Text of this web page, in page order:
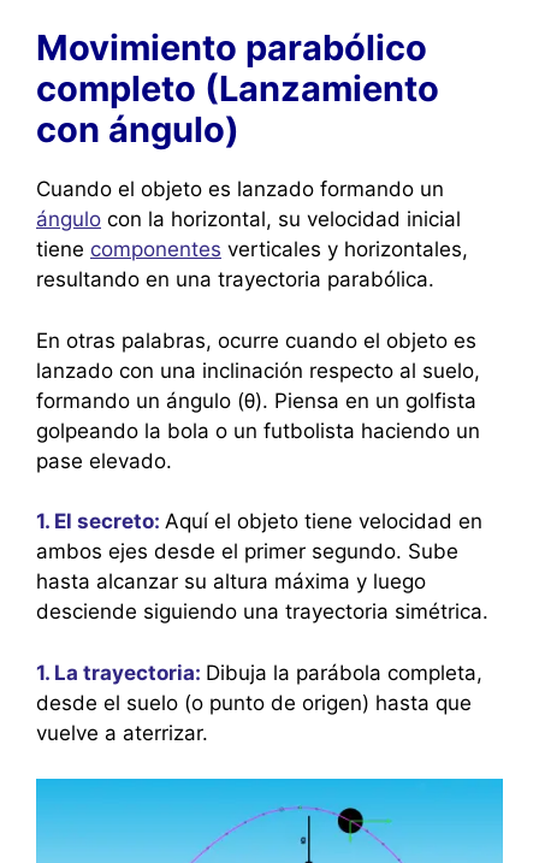
Movimiento parabólico
completo (Lanzamiento
con ángulo)
Cuando el objeto es lanzado formando un
ángulo con la horizontal, su velocidad inicial
tiene componentes verticales y horizontales,
resultando en una trayectoria parabólica.
En otras palabras, ocurre cuando el objeto es
lanzado con una inclinación respecto al suelo,
formando un ángulo (θ). Piensa en un golfista
golpeando la bola o un futbolista haciendo un
pase elevado.
1. El secreto: Aquí el objeto tiene velocidad en
ambos ejes desde el primer segundo. Sube
hasta alcanzar su altura máxima y luego
desciende siguiendo una trayectoria simétrica.
1. La trayectoria: Dibuja la parábola completa,
desde el suelo (o punto de origen) hasta que
vuelve a aterrizar.